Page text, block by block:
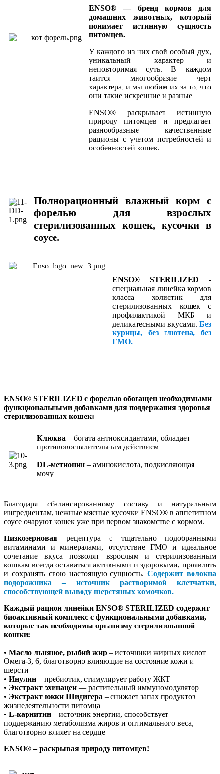
ENSO® — бренд кормов для
домашних животных, который
понимает истинную сущность
питомцев.
У каждого из них свой особый дух,
уникальный характер и
неповторимая суть. В каждом
таится многообразие черт
характера, и мы любим их за то, что
они такие искренние и разные.
ENSO® раскрывает истинную
природу питомцев и предлагает
разнообразные качественные
рационы с учетом потребностей и
особенностей кошек.
Полнорационный влажный корм с
форелью для взрослых
стерилизованных кошек, кусочки в
соусе.
ENSO® STERILIZED -
специальная линейка кормов
класса холистик для
стерилизованных кошек с
профилактикой МКБ и
деликатесными вкусами. Без
курицы, без глютена, без
ГМО.
ENSO® STERILIZED c форелью обогащен необходимыми
функциональными добавками для поддержания здоровья
стерилизованных кошек:
Клюква – богата антиоксидантами, обладает
противовоспалительным действием
DL-метионин – аминокислота, подкисляющая
мочу
Благодаря сбалансированному составу и натуральным
ингредиентам, нежные мясные кусочки ENSO® в аппетитном
соусе очаруют кошек уже при первом знакомстве с кормом.
Низкозерновая рецептура с тщательно подобранными
витаминами и минералами, отсутствие ГМО и идеальное
сочетание вкуса позволят взрослым и стерилизованным
кошкам всегда оставаться активными и здоровыми, проявлять
и сохранять свою настоящую сущность.Содержит волокна
подорожника – источник растворимой клетчатки,
способствующей выводу шерстяных комочков.
Каждый рацион линейки ENSO® STERILIZED содержит
биоактивный комплекс с функциональными добавками,
которые так необходимы организму стерилизованной
кошки:
• Масло льняное, рыбий жир – источники жирных кислот
Омега-3, 6, благотворно влияющие на состояние кожи и
шерсти
• Инулин – пребиотик, стимулирует работу ЖКТ
• Экстракт эхинацеи –– растительный иммуномодулятор
• Экстракт юкки Шидигера – снижает запах продуктов
жизнедеятельности питомца
• L-карнитин – источник энергии, способствует
поддержанию метаболизма жиров и оптимального веса,
благотворно влияет на сердце
ENSO® – раскрывая природу питомцев!